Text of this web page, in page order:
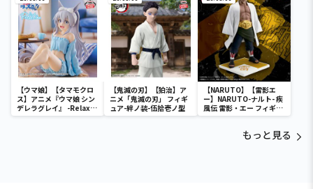
【ウマ娘】【タマモクロ
ス】アニメ『ウマ娘 シン
デレラグレイ』 -Relax
time-タマモクロス
【鬼滅の刃】【狛治】ア
ニメ「鬼滅の刃」 フィギ
ュア-絆ノ装-伍拾壱ノ型
【NARUTO】【雷影エ
ー】NARUTO-ナルト- 疾
風伝 雷影・エー フィギュ
ア～五影集結…!!～
もっと見る